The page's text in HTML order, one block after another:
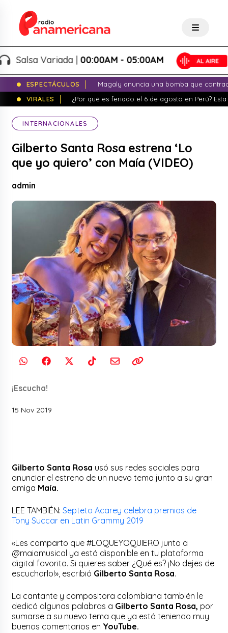
Variada |00:00AM - 05:00AM
ESPECTÁCULOS
Magaly anuncia una bomba que
VIRALES
¿Por qué es feriado el 6 de agosto en Perú?
INTERNACIONALES
Gilberto Santa Rosa estrena ‘Lo
que yo quiero’ con Maía (VIDEO)
admin
¡Escucha!
15 Nov 2019
Gilberto Santa Rosa usó sus redes sociales para
anunciar el estreno de un nuevo tema junto a su gran
amiga Maía.
LEE TAMBIÉN:Septeto Acarey celebra premios de
Tony Succar en Latin Grammy 2019
«Les comparto que #LOQUEYOQUIERO junto a
@maiamusical ya está disponible en tu plataforma
digital favorita. Si quieres saber ¿Qué es? ¡No dejes de
escucharlo!», escribió Gilberto Santa Rosa.
La cantante y compositora colombiana también le
dedicó algunas palabras a Gilberto Santa Rosa, por
sumarse a su nuevo tema que ya está teniendo muy
buenos comentarios en YouTube.